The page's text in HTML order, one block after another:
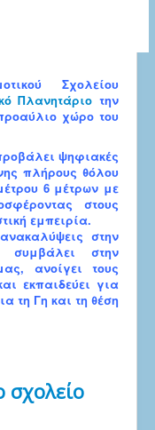
Σχολείου
Πλανητάριο την
χώρο του
ψηφιακές
πλήρους θόλου
6 μέτρων με
στους
εμπειρία.
στην
συμβάλει στην
ανοίγει τους
εκπαιδεύει για
τη Γη και τη θέση
σχολείο